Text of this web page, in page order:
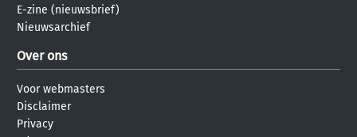
E-zine (nieuwsbrief)
Nieuwsarchief
Over ons
Voor webmasters
Disclaimer
Privacy